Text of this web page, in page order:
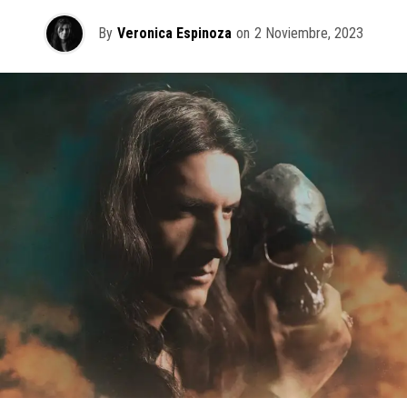
By Veronica Espinoza on 2 Noviembre, 2023